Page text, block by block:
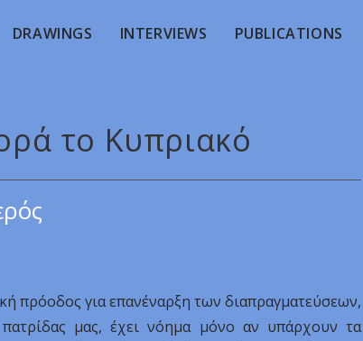
DRAWINGS INTERVIEWS PUBLICATIONS
το Κυπριακό
πρόοδος για επανέναρξη των διαπραγματεύσεων,
μας, έχει νόημα μόνο αν υπάρχουν τα